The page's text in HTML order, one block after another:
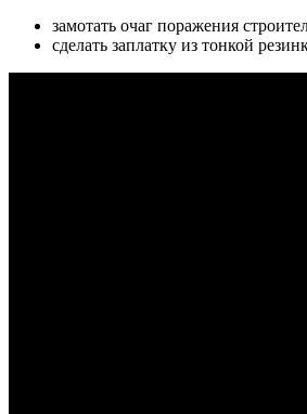
замотать очаг поражения
сделать заплатку из тонкой